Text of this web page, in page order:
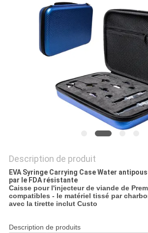
Description de produit
EVA Syringe Carrying Case Water
par le FDA résistante
Caisse pour l'injecteur de viande de
compatibles - le matériel tissé par
avec la tirette inclut Custo
Description de produits